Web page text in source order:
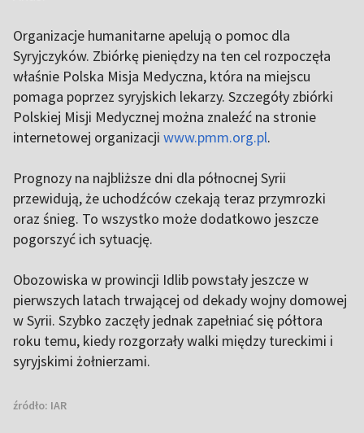
Organizacje humanitarne apelują o pomoc dla
Syryjczyków. Zbiórkę pieniędzy na ten cel rozpoczęła
właśnie Polska Misja Medyczna, która na miejscu
pomaga poprzez syryjskich lekarzy. Szczegóły zbiórki
Polskiej Misji Medycznej można znaleźć na stronie
internetowej organizacji www.pmm.org.pl.
Prognozy na najbliższe dni dla północnej Syrii
przewidują, że uchodźców czekają teraz przymrozki
oraz śnieg. To wszystko może dodatkowo jeszcze
pogorszyć ich sytuację.
Obozowiska w prowincji Idlib powstały jeszcze w
pierwszych latach trwającej od dekady wojny domowej
w Syrii. Szybko zaczęły jednak zapełniać się półtora
roku temu, kiedy rozgorzały walki między tureckimi i
syryjskimi żołnierzami.
źródło: IAR